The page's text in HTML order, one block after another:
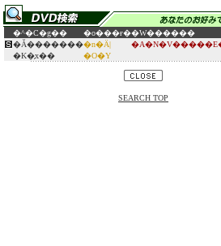
�^�C�g�� �o���ғ��W������
�Ǎ�������
�K�̗x��
�n�Ӓ|
�O�Y
SEARCH TOP